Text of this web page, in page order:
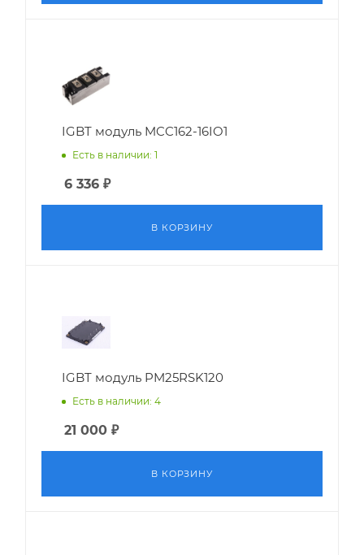
IGBT модуль MCC162-16IO1
Есть в наличии: 1
6 336 ₽
В КОРЗИНУ
IGBT модуль PM25RSK120
Есть в наличии: 4
21 000 ₽
В КОРЗИНУ